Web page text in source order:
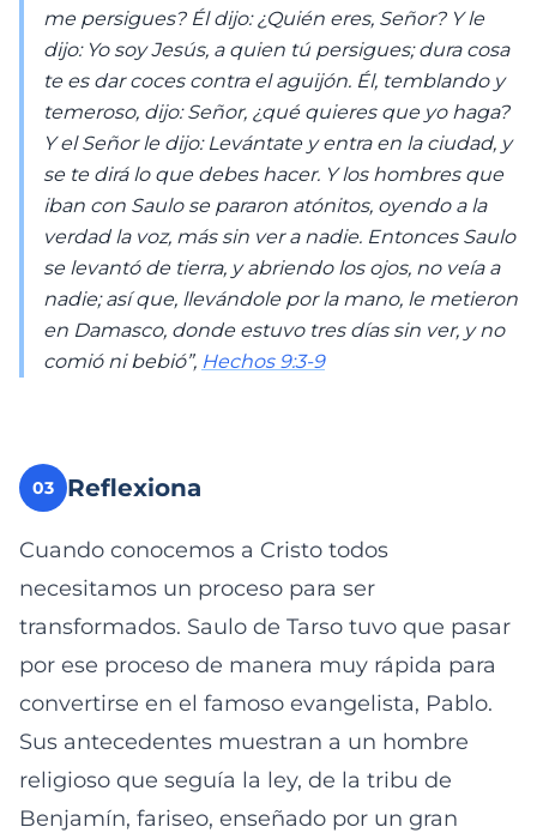
me persigues? Él dijo: ¿Quién eres, Señor? Y le
dijo: Yo soy Jesús, a quien tú persigues; dura cosa
te es dar coces contra el aguijón. Él, temblando y
temeroso, dijo: Señor, ¿qué quieres que yo haga?
Y el Señor le dijo: Levántate y entra en la ciudad, y
se te dirá lo que debes hacer. Y los hombres que
iban con Saulo se pararon atónitos, oyendo a la
verdad la voz, más sin ver a nadie. Entonces Saulo
se levantó de tierra, y abriendo los ojos, no veía a
nadie; así que, llevándole por la mano, le metieron
en Damasco, donde estuvo tres días sin ver, y no
comió ni bebió”, Hechos 9:3-9
03 Reflexiona
Cuando conocemos a Cristo todos
necesitamos un proceso para ser
transformados. Saulo de Tarso tuvo que pasar
por ese proceso de manera muy rápida para
convertirse en el famoso evangelista, Pablo.
Sus antecedentes muestran a un hombre
religioso que seguía la ley, de la tribu de
Benjamín, fariseo, enseñado por un gran